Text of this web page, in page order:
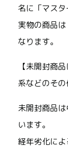
名に「マスタ
実物の商品
なります。
【未開封商
系などのその
未開封商品
います。
経年劣化に